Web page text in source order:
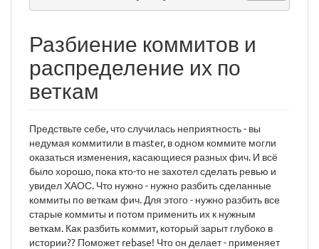
Разбиение коммитов и
распределение их по
веткам
Предствьте себе, что случилась неприятность - вы
недумая коммитили в master, в одном коммите могли
оказаться изменения, касающиеся разных фич. И всё
было хорошо, пока кто-то не захотел сделать ревью и
увидел ХАОС. Что нужно - нужно разбить сделанные
коммиты по веткам фич. Для этого - нужно разбить все
старые коммиты и потом применить их к нужным
веткам. Как разбить коммит, который зарыт глубоко в
истории?? Поможет rebase! Что он делает - применяет